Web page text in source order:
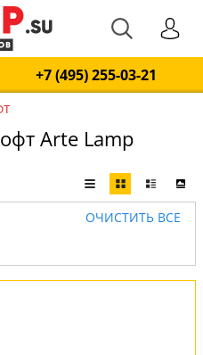
+7 (495) 255-03-21
Arte Lamp
ОЧИСТИТЬ ВСЕ